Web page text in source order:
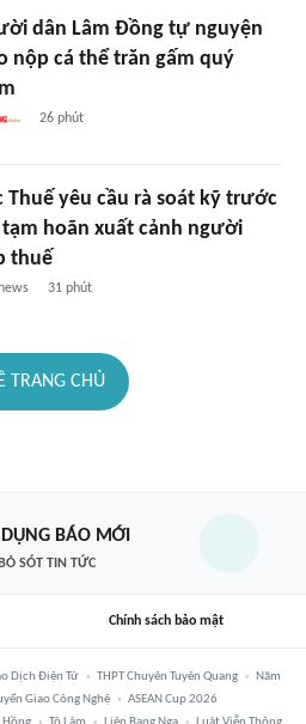
dân Lâm Đồng tự nguyện
nộp cá thể trăn gấm quý
26 phút
Thuế yêu cầu rà soát kỹ trước
hoãn xuất cảnh người
thuế
31 phút
TRANG CHỦ
BÁO MỚI
SÓT TIN TỨC
Chính sách bảo mật
Dịch Điện Tử THPT Chuyên Tuyên Quang
Năm
Giao Công Nghệ
ASEAN Cup 2026